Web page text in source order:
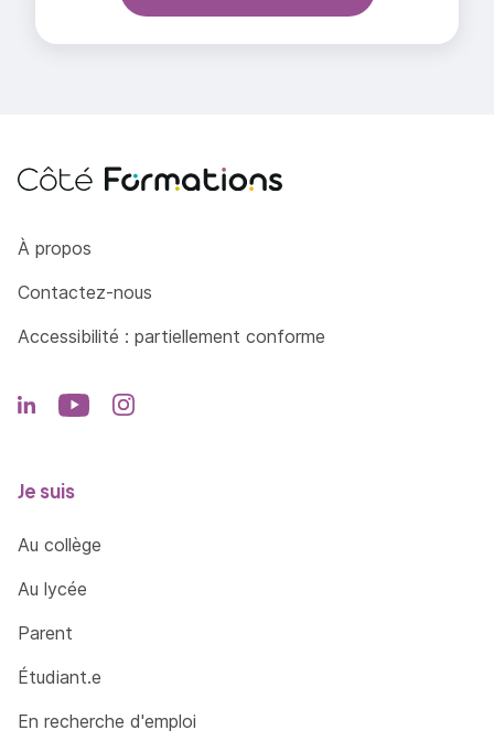
Côté Formations
À propos
Contactez-nous
Accessibilité : partiellement conforme
Je suis
Au collège
Au lycée
Parent
Étudiant.e
En recherche d'emploi